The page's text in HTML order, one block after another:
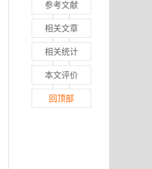
参考文献
相关文章
相关统计
本文评价
回顶部